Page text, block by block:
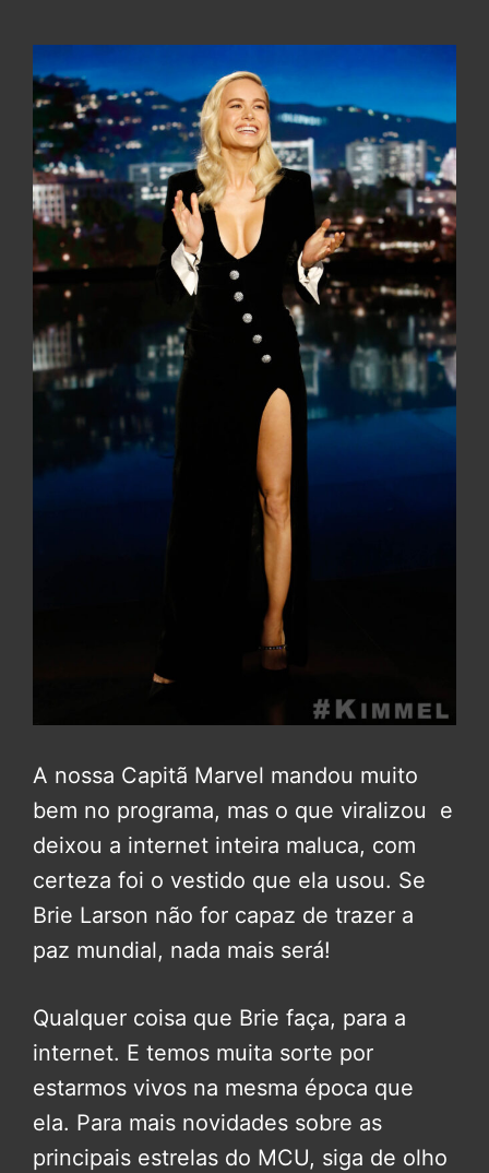
A nossa Capitã Marvel mandou muito
bem no programa, mas o que viralizou e
deixou a internet inteira maluca, com
certeza foi o vestido que ela usou. Se
Brie Larson não for capaz de trazer a
paz mundial, nada mais será!
Qualquer coisa que Brie faça, para a
internet. E temos muita sorte por
estarmos vivos na mesma época que
ela. Para mais novidades sobre as
principais estrelas do MCU, siga de olho